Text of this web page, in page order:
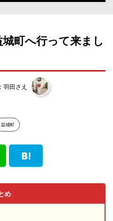
町へ行って来まし
羽田さえ
益城町
め